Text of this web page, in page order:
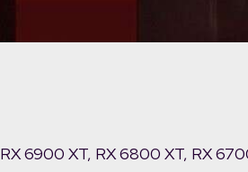
6900 XT, RX 6800 XT, RX